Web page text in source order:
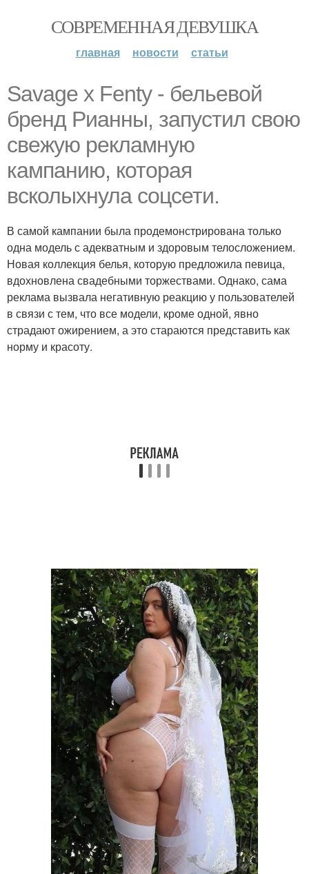
СОВРЕМЕННАЯ ДЕВУШКА
главная новости статьи
Savage x Fenty - бельевой
бренд Рианны, запустил свою
свежую рекламную
кампанию, которая
всколыхнула соцсети.
В самой кампании была продемонстрирована только
одна модель с адекватным и здоровым телосложением.
Новая коллекция белья, которую предложила певица,
вдохновлена свадебными торжествами. Однако, сама
реклама вызвала негативную реакцию у пользователей
в связи с тем, что все модели, кроме одной, явно
страдают ожирением, а это стараются представить как
норму и красоту.